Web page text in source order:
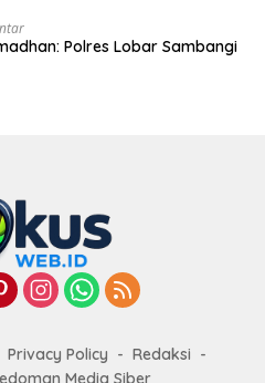
Polres Lobar Sambangi
Privacy Policy
Redaksi